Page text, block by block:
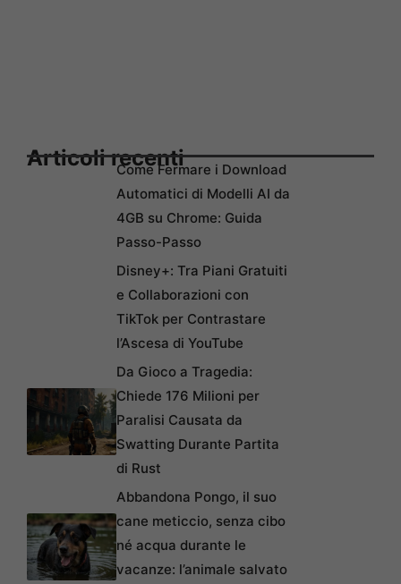
Articoli recentiCome Fermare i Download
Automatici di Modelli AI da
4GB su Chrome: Guida
Passo-Passo
Disney+: Tra Piani Gratuiti
e Collaborazioni con
TikTok per Contrastare
l’Ascesa di YouTube
Da Gioco a Tragedia:
Chiede 176 Milioni per
Paralisi Causata da
Swatting Durante Partita
di Rust
Abbandona Pongo, il suo
cane meticcio, senza cibo
né acqua durante le
vacanze: l’animale salvato